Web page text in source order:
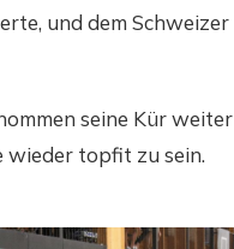
und dem Schweizer
seine Kür weiter
wieder topfit zu sein.